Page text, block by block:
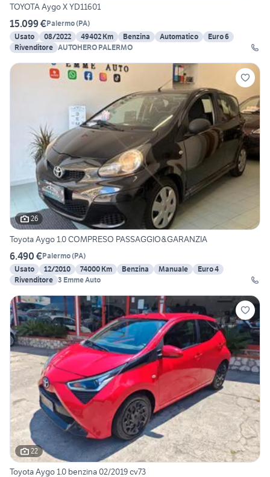
TOYOTA Aygo X YD11601
15.099 €Palermo(PA)
Usato
08/2022 49402 Km Benzina Automatico
Euro 6
Rivenditore AUTOHERO PALERMO
26
Toyota Aygo 1.0 COMPRESO PASSAGGIO&GARANZIA
6.490 €Palermo(PA)
Usato
12/2010 74000 Km Benzina Manuale
Euro 4
Rivenditore 3 Emme Auto
22
Toyota Aygo 1.0 benzina 02/2019 cv73